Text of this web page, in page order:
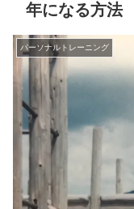
年になる方法
パーソナルトレーニング